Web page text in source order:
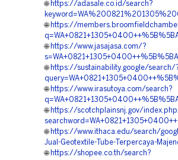
🌐 https://adasale.co.id/search?
🌐 https://
🌐 https://www.jasajasa.com/?
🌐 https://sustainability.google/search/
🌐 https://www.irasutoya.com/search?
🌐 https://scotchplainsnj.gov/
🌐 https://www.ithaca.edu/search/
Jual-Geotextile-Tube-Terpercaya-
🌐 https://shopee.co.th/search?